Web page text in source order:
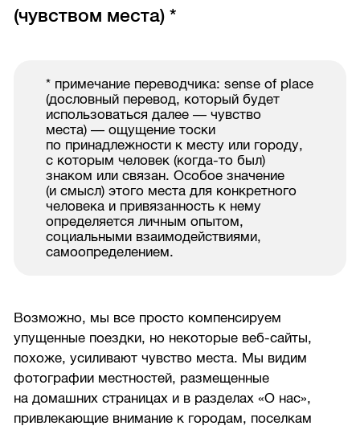
(чувством места) *
* примечание переводчика: sense of place
(дословный перевод, который будет
использоваться далее — чувство
места) — ощущение тоски
по принадлежности к месту или городу,
с которым человек (когда-то был)
знаком или связан. Особое значение
(и смысл) этого места для конкретного
человека и привязанность к нему
определяется личным опытом,
социальными взаимодействиями,
самоопределением.
Возможно, мы все просто компенсируем
упущенные поездки, но некоторые веб-сайты,
похоже, усиливают чувство места. Мы видим
фотографии местностей, размещенные
на домашних страницах и в разделах «О нас»,
привлекающие внимание к городам, поселкам